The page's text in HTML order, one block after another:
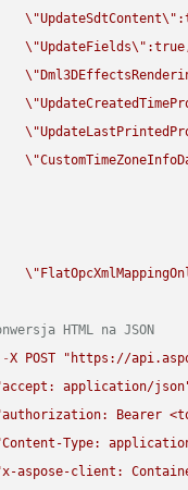
\"UpdateSdtContent\"
\"UpdateFields\"
\"
\"
\"
\"
\"
HTML na JSON
-X POST
"https://
application/
Bearer
Type:
aspose-client: